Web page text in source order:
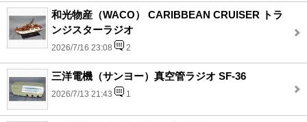
和光物産（WACO） CARIBBEAN CRUISER トラ
ンジスターラジオ
2026/7/16 23:08 2
三洋電機（サンヨー）真空管ラジオ SF-36
2026/7/13 21:43 1